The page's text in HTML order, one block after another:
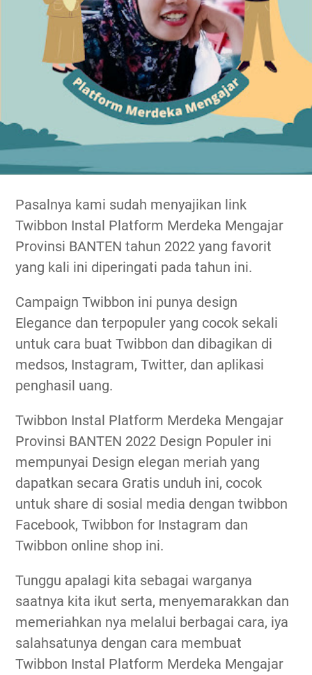
Pasalnya kami sudah menyajikan link
Twibbon Instal Platform Merdeka Mengajar
Provinsi BANTEN tahun 2022 yang favorit
yang kali ini diperingati pada tahun ini.
Campaign Twibbon ini punya design
Elegance dan terpopuler yang cocok sekali
untuk cara buat Twibbon dan dibagikan di
medsos, Instagram, Twitter, dan aplikasi
penghasil uang.
Twibbon Instal Platform Merdeka Mengajar
Provinsi BANTEN 2022 Design Populer ini
mempunyai Design elegan meriah yang
dapatkan secara Gratis unduh ini, cocok
untuk share di sosial media dengan twibbon
Facebook, Twibbon for Instagram dan
Twibbon online shop ini.
Tunggu apalagi kita sebagai warganya
saatnya kita ikut serta, menyemarakkan dan
memeriahkan nya melalui berbagai cara, iya
salahsatunya dengan cara membuat
Twibbon Instal Platform Merdeka Mengajar